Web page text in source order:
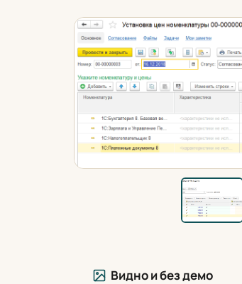
Что вы
Видно и без демо